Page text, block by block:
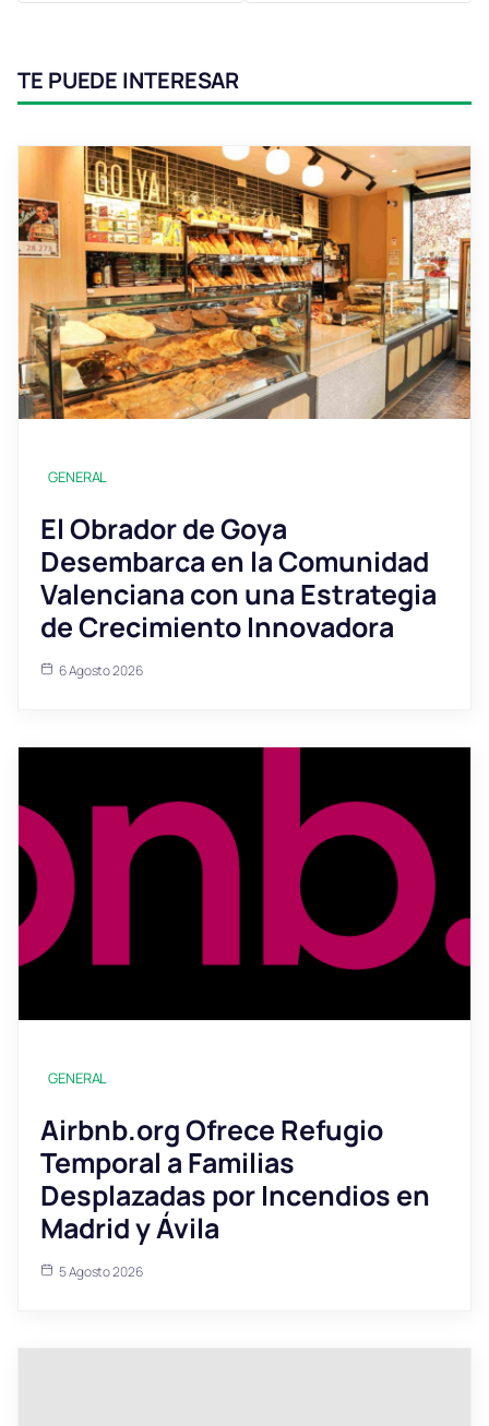
TE PUEDE INTERESAR
GENERAL
El Obrador de Goya
Desembarca en la Comunidad
Valenciana con una Estrategia
de Crecimiento Innovadora
6 Agosto 2026
GENERAL
Airbnb.org Ofrece Refugio
Temporal a Familias
Desplazadas por Incendios en
Madrid y Ávila
5 Agosto 2026